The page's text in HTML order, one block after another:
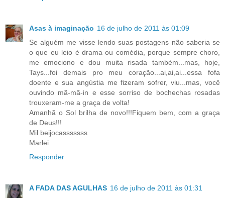
Asas à imaginação 16 de julho de 2011 às 01:09
Se alguém me visse lendo suas postagens não saberia se
o que eu leio é drama ou comédia, porque sempre choro,
me emociono e dou muita risada também...mas, hoje,
Tays...foi demais pro meu coração...ai,ai,ai...essa fofa
doente e sua angústia me fizeram sofrer, viu...mas, você
ouvindo mã-mã-in e esse sorriso de bochechas rosadas
trouxeram-me a graça de volta!
Amanhã o Sol brilha de novo!!!Fiquem bem, com a graça
de Deus!!!
Mil beijocasssssss
Marlei
Responder
A FADA DAS AGULHAS 16 de julho de 2011 às 01:31